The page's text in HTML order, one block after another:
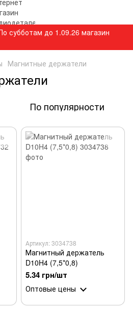
субботам до 1.09.26 магазин
Магнитные держатели
По популярности
Артикул: 3034738
Магнитный держатель
D10H4 (7,5*0,8)
5.34 грн/шт
Оптовые цены